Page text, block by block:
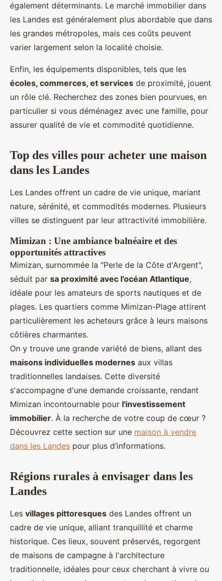
également déterminants. Le marché immobilier dans
les Landes est généralement plus abordable que dans
les grandes métropoles, mais ces coûts peuvent
varier largement selon la localité choisie.
Enfin, les équipements disponibles, tels que les
écoles, commerces, et services de proximité, jouent
un rôle clé. Recherchez des zones bien pourvues, en
particulier si vous déménagez avec une famille, pour
assurer qualité de vie et commodité quotidienne.
Top des villes pour acheter une maison
dans les Landes
Les Landes offrent un cadre de vie unique, mariant
nature, sérénité, et commodités modernes. Plusieurs
villes se distinguent par leur attractivité immobilière.
Mimizan : Une ambiance balnéaire et des
opportunités attractives
Mimizan, surnommée la "Perle de la Côte d'Argent",
séduit par sa proximité avec l'océan Atlantique,
idéale pour les amateurs de sports nautiques et de
plages. Les quartiers comme Mimizan-Plage attirent
particulièrement les acheteurs grâce à leurs maisons
côtières charmantes.
On y trouve une grande variété de biens, allant des
maisons individuelles modernes aux villas
traditionnelles landaises. Cette diversité
s'accompagne d'une demande croissante, rendant
Mimizan incontournable pour l'investissement
immobilier. À la recherche de votre coup de cœur ?
Découvrez cette section sur une maison à vendre
dans les Landes pour plus d’informations.
Régions rurales à envisager dans les
Landes
Les villages pittoresques des Landes offrent un
cadre de vie unique, alliant tranquillité et charme
historique. Ces lieux, souvent préservés, regorgent
de maisons de campagne à l'architecture
traditionnelle, idéales pour ceux cherchant à vivre ou